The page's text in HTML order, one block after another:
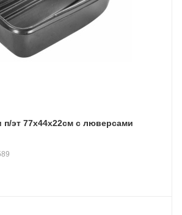
эт 77х44х22см с люверсами